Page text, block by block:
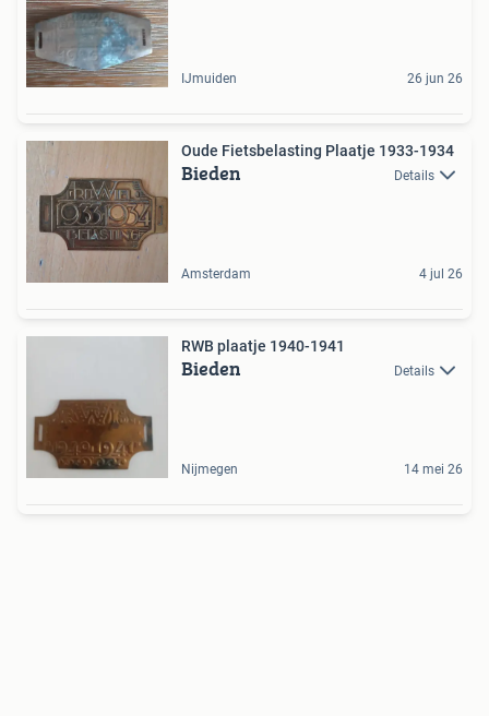
IJmuiden 26 jun 26
Oude Fietsbelasting Plaatje 1933-1934
Bieden Details
Amsterdam 4 jul 26
RWB plaatje 1940-1941
Bieden Details
Nijmegen 14 mei 26